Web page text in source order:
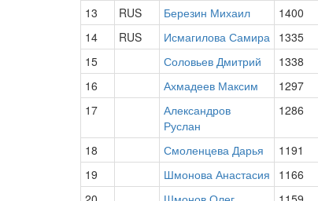
13
RUS Березин Михаил 1400
14
RUS Исмагилова Самира 1335
15
Соловьев Дмитрий 1338
16
Ахмадеев Максим 1297
17
Александров
Руслан
1286
18 Смоленцева Дарья 1191
19
Шмонова Анастасия 1166